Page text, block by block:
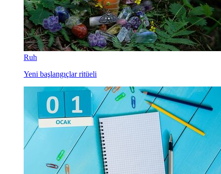
Ruh
Yeni başlangıçlar ritüeli